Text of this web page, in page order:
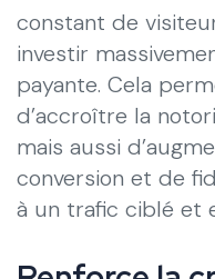
constant de
investir
payante. Cela
d’accroître la
mais aussi
conversion et de
à un trafic ciblé et